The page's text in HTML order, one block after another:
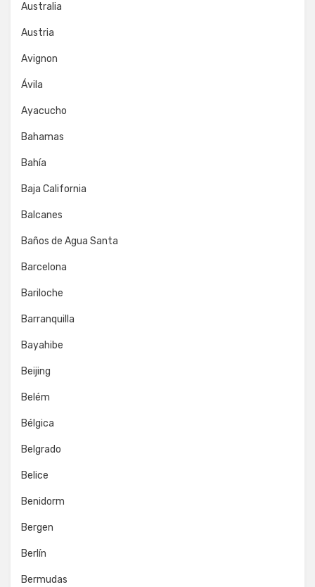
Australia
Austria
Avignon
Ávila
Ayacucho
Bahamas
Bahía
Baja California
Balcanes
Baños de Agua Santa
Barcelona
Bariloche
Barranquilla
Bayahibe
Beijing
Belém
Bélgica
Belgrado
Belice
Benidorm
Bergen
Berlín
Bermudas